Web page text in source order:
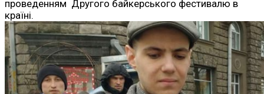
проведенням Другого байкерського фестивалю в
країні.